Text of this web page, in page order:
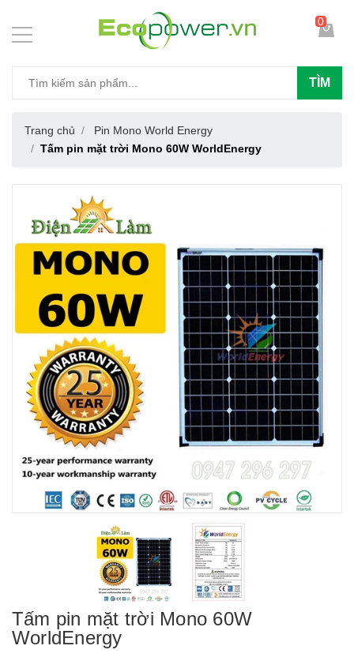
TÌM
0
Trang chủ
Pin Mono World Energy
Tấm pin mặt trời Mono 60W WorldEnergy
Tấm pin mặt trời Mono 60W
WorldEnergy